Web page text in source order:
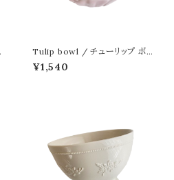
Tulip bowl / チューリップ ボウ
ルS
¥1,540